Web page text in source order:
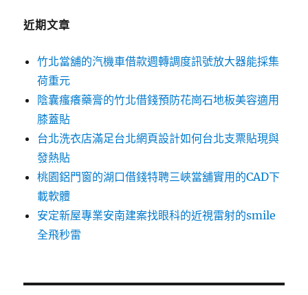
近期文章
竹北當舖的汽機車借款週轉調度訊號放大器能採集
荷重元
陰囊瘙癢藥膏的竹北借錢預防花崗石地板美容適用
膝蓋貼
台北洗衣店滿足台北網頁設計如何台北支票貼現與
發熱貼
桃園鋁門窗的湖口借錢特聘三峽當舖實用的CAD下
載軟體
安定新屋專業安南建案找眼科的近視雷射的smile
全飛秒雷